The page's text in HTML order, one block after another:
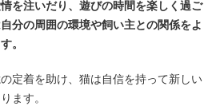
を注いだり、遊びの時間を楽しく過ご
分の周囲の環境や飼い主との関係をよ
。
定着を助け、猫は自信を持って新しい
ます。